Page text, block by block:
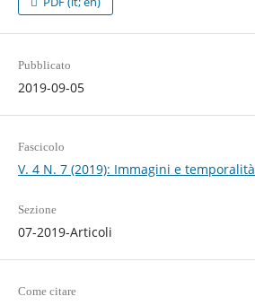
Pubblicato
2019-09-05
Fascicolo
V. 4 N. 7 (2019): Immagini e temporalità
Sezione
07-2019-Articoli
Come citare